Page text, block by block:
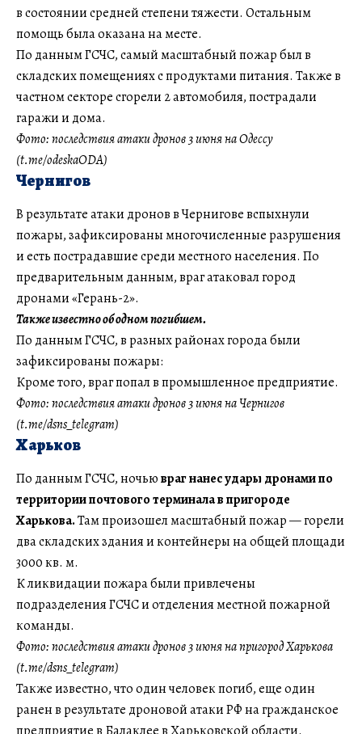
в состоянии средней степени тяжести. Остальным
помощь была оказана на месте.
По данным ГСЧС, самый масштабный пожар был в
складских помещениях с продуктами питания. Также в
частном секторе сгорели 2 автомобиля, пострадали
гаражи и дома.
Фото: последствия атаки дронов 3 июня на Одессу
(t.me/odeskaODA)
Чернигов
В результате атаки дронов в Чернигове вспыхнули
пожары, зафиксированы многочисленные разрушения
и есть пострадавшие среди местного населения. По
предварительным данным, враг атаковал город
дронами «Герань-2».
Также известно об одном погибшем.
По данным ГСЧС, в разных районах города были
зафиксированы пожары:
Кроме того, враг попал в промышленное предприятие.
Фото: последствия атаки дронов 3 июня на Чернигов
(t.me/dsns_telegram)
Харьков
По данным ГСЧС, ночьювраг нанес удары дронами по
территории почтового терминала в пригороде
Харькова.Там произошел масштабный пожар — горели
два складских здания и контейнеры на общей площади
3000 кв. м.
К ликвидации пожара были привлечены
подразделения ГСЧС и отделения местной пожарной
команды.
Фото:последствия атаки дронов 3 июня на пригород Харькова
(t.me/dsns_telegram)
Также известно, что один человек погиб, еще один
ранен в результате дроновой атаки РФ на гражданское